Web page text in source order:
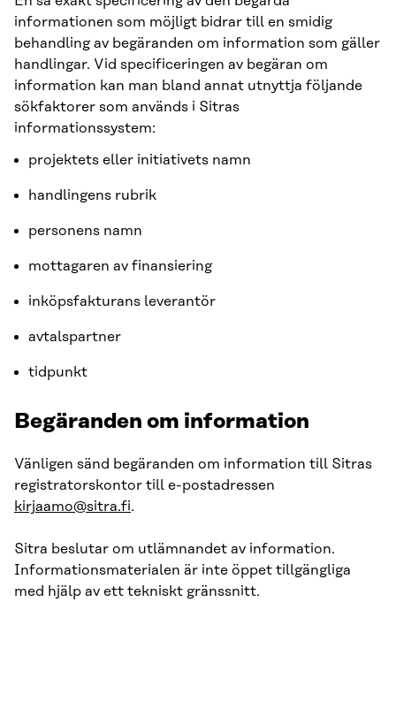
informationen som möjligt bidrar till en smidig
behandling av begäranden om information som gäller
handlingar. Vid specificeringen av begäran om
information kan man bland annat utnyttja följande
sökfaktorer som används i Sitras
informationssystem:
projektets eller initiativets namn
handlingens rubrik
personens namn
mottagaren av finansiering
inköpsfakturans leverantör
avtalspartner
tidpunkt
Begäranden om information
Vänligen sänd begäranden om information till Sitras
registratorskontor till e-postadressen
kirjaamo@sitra.fi.
Sitra beslutar om utlämnandet av information.
Informationsmaterialen är inte öppet tillgängliga
med hjälp av ett tekniskt gränssnitt.